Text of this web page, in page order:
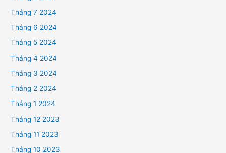
Tháng 7 2024
Tháng 6 2024
Tháng 5 2024
Tháng 4 2024
Tháng 3 2024
Tháng 2 2024
Tháng 1 2024
Tháng 12 2023
Tháng 11 2023
Tháng 10 2023